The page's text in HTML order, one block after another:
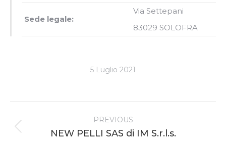
Sede legale:
Via Settepani
83029 SOLOFRA
5 Luglio 2021
navigation
PREVIOUS
Previous
NEW PELLI SAS di IM S.r.l.s.